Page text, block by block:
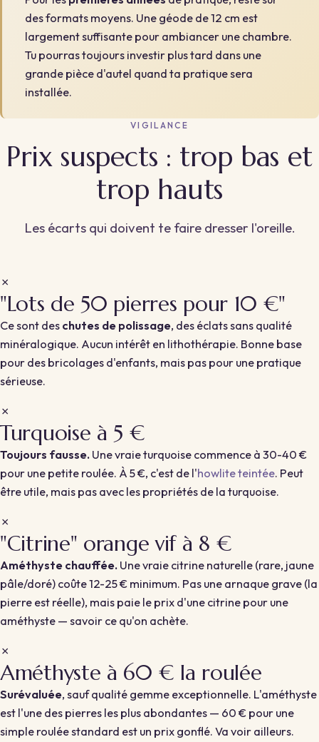
des formats moyens. Une géode de 12 cm est
largement suffisante pour ambiancer une chambre.
Tu pourras toujours investir plus tard dans une
grande pièce d'autel quand ta pratique sera
installée.
VIGILANCE
Prix suspects : trop bas et
trop hauts
Les écarts qui doivent te faire dresser l'oreille.
✗
"Lots de 50 pierres pour 10 €"
Ce sont des chutes de polissage, des éclats sans qualité
minéralogique. Aucun intérêt en lithothérapie. Bonne base
pour des bricolages d'enfants, mais pas pour une pratique
sérieuse.
✗
Turquoise à 5 €
Toujours fausse. Une vraie turquoise commence à 30-40 €
pour une petite roulée. À 5 €, c'est de l'howlite teintée. Peut
être utile, mais pas avec les propriétés de la turquoise.
✗
"Citrine" orange vif à 8 €
Améthyste chauffée. Une vraie citrine naturelle (rare, jaune
pâle/doré) coûte 12-25 € minimum. Pas une arnaque grave (la
pierre est réelle), mais paie le prix d'une citrine pour une
améthyste — savoir ce qu'on achète.
✗
Améthyste à 60 € la roulée
Surévaluée, sauf qualité gemme exceptionnelle. L'améthyste
est l'une des pierres les plus abondantes — 60 € pour une
simple roulée standard est un prix gonflé. Va voir ailleurs.